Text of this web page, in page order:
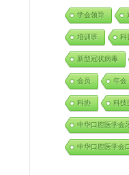
学会领导
培训班 科
新型冠状病毒
会员 年会
科协 科技
中华口腔医学会
中华口腔医学会